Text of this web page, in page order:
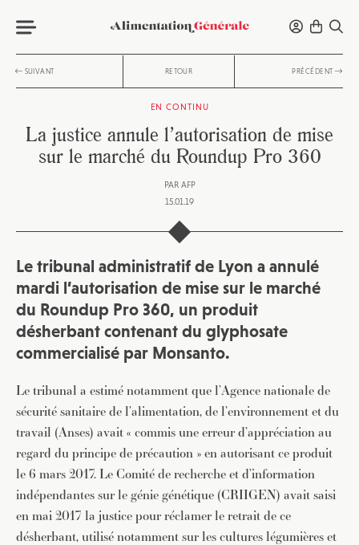
SUIVANT RETOUR PRÉCÉDENT
EN CONTINU
La justice annule l’autorisation de mise
sur le marché du Roundup Pro 360
PAR AFP
15.01.19
Le tribunal administratif de Lyon a annulé
mardi l’autorisation de mise sur le marché
du Roundup Pro 360, un produit
désherbant contenant du glyphosate
commercialisé par Monsanto.
Le tribunal a estimé notamment que l’Agence nationale de
sécurité sanitaire de l’alimentation, de l’environnement et du
travail (Anses) avait « commis une erreur d’appréciation au
regard du principe de précaution » en autorisant ce produit
le 6 mars 2017. Le Comité de recherche et d’information
indépendantes sur le génie génétique (CRIIGEN) avait saisi
en mai 2017 la justice pour réclamer le retrait de ce
désherbant, utilisé notamment sur les cultures légumières et